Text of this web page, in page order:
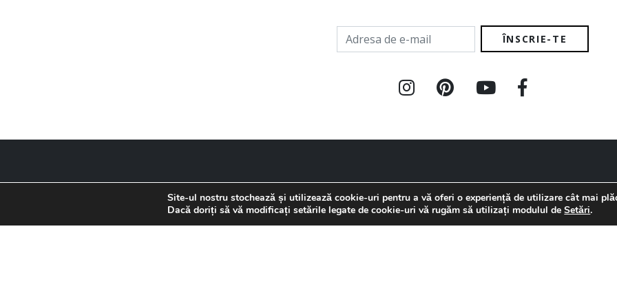
Adresa de e-mail
Bucătărie
Finisaje
Uși
Col #1
Despre noi
Cariere
Site-ul nostru stochează și utilizează cookie-uri pentru a vă oferi o experiență de utilizare cât mai
Dacă doriți să vă modificați setările legate de cookie-uri vă rugăm să utilizați modulul deSetări.